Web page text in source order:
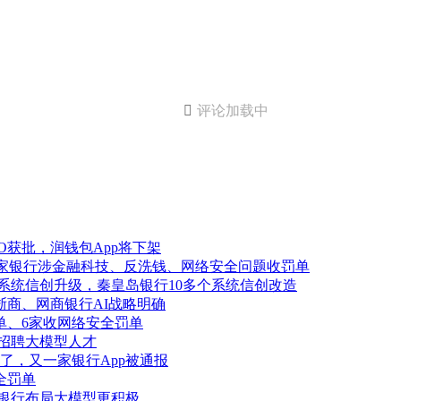
 评论加载中
获批，润钱包App将下架
银行涉金融科技、反洗钱、网络安全问题收罚单
统信创升级，秦皇岛银行10多个系统信创改造
商、网商银行AI战略明确
、6家收网络安全罚单
聘大模型人才
，又一家银行App被通报
罚单